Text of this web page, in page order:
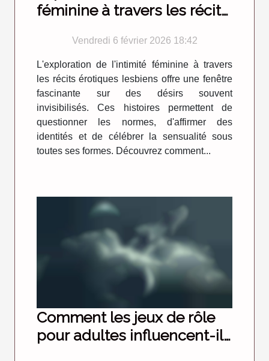
féminine à travers les récits
Vendredi 6 février 2026 18:42
L'exploration de l'intimité féminine à travers
les récits érotiques lesbiens offre une fenêtre
fascinante sur des désirs souvent
invisibilisés. Ces histoires permettent de
questionner les normes, d'affirmer des
identités et de célébrer la sensualité sous
toutes ses formes. Découvrez comment...
Comment les jeux de rôle
pour adultes influencent-ils